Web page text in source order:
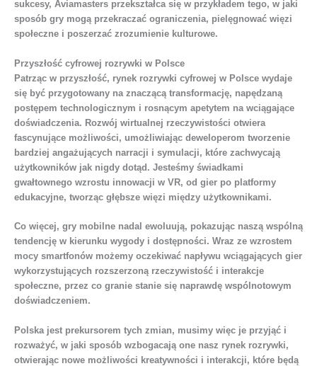
sukcesy, Aviamasters przekształca się w przykładem tego, w jaki
sposób gry mogą przekraczać ograniczenia, pielęgnować więzi
społeczne i poszerzać zrozumienie kulturowe.
Przyszłość cyfrowej rozrywki w Polsce
Patrząc w przyszłość, rynek rozrywki cyfrowej w Polsce wydaje
się być przygotowany na znaczącą transformację, napędzaną
postępem technologicznym i rosnącym apetytem na wciągające
doświadczenia. Rozwój wirtualnej rzeczywistości otwiera
fascynujące możliwości, umożliwiając deweloperom tworzenie
bardziej angażujących narracji i symulacji, które zachwycają
użytkowników jak nigdy dotąd. Jesteśmy świadkami
gwałtownego wzrostu innowacji w VR, od gier po platformy
edukacyjne, tworząc głębsze więzi między użytkownikami.
Co więcej, gry mobilne nadal ewoluują, pokazując naszą wspólną
tendencję w kierunku wygody i dostępności. Wraz ze wzrostem
mocy smartfonów możemy oczekiwać napływu wciągających gier
wykorzystujących rozszerzoną rzeczywistość i interakcje
społeczne, przez co granie stanie się naprawdę wspólnotowym
doświadczeniem.
Polska jest prekursorem tych zmian, musimy więc je przyjąć i
rozważyć, w jaki sposób wzbogacają one nasz rynek rozrywki,
otwierając nowe możliwości kreatywności i interakcji, które będą